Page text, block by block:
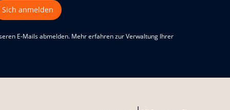
Sich anmelden
E-Mails abmelden. Mehr erfahren zur Verwaltung Ihrer